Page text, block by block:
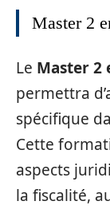
Master 2
Le Master 2
permettra
spécifique
Cette
aspects
la fiscalité,